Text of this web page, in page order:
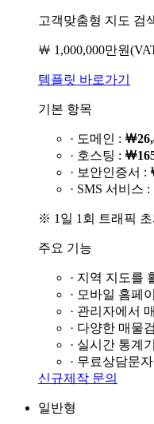
고객맞춤형 지도 검
￦ 1,000,000만원
템플릿 바로가기
기본 항목
· 도메인 : ￦
· 호스팅 : ￦
· 보안인증서 :
· SMS 서비스 :
※ 1일 1회 트래픽
주요 기능
· 지역 지도를
· 모바일 홈페
· 관리자에서
· 다양한 매물
· 실시간 통계
· 무료상담문
신규제작 문의
일반형